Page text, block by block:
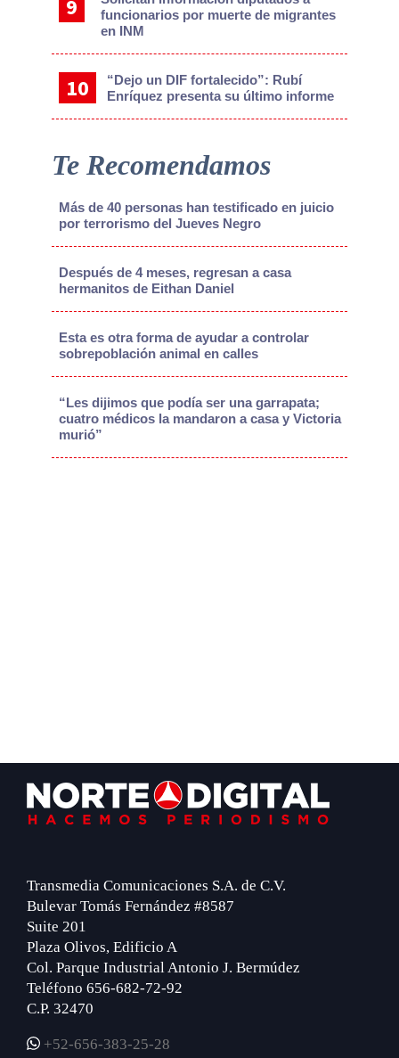
funcionarios por muerte de migrantes
en INM
“Dejo un DIF fortalecido”: Rubí
Enríquez presenta su último informe
Te Recomendamos
Más de 40 personas han testificado en juicio
por terrorismo del Jueves Negro
Después de 4 meses, regresan a casa
hermanitos de Eithan Daniel
Esta es otra forma de ayudar a controlar
sobrepoblación animal en calles
“Les dijimos que podía ser una garrapata;
cuatro médicos la mandaron a casa y Victoria
murió”
Footer
Transmedia Comunicaciones S.A. de C.V.
Bulevar Tomás Fernández #8587
Suite 201
Plaza Olivos, Edificio A
Col. Parque Industrial Antonio J. Bermúdez
Teléfono 656-682-72-92
C.P. 32470
+52-656-383-25-28